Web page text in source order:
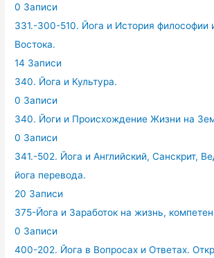
0 Записи
331.-300-510. Йога и История философии
Востока.
14 Записи
340. Йога и Культура.
0 Записи
340. Йоги и Происхождение Жизни на
0 Записи
341.-502. Йога и Английский, Санскрит,
йога перевода.
20 Записи
375-Йога и Заработок на жизнь,
0 Записи
400-202. Йога в Вопросах и Ответах.